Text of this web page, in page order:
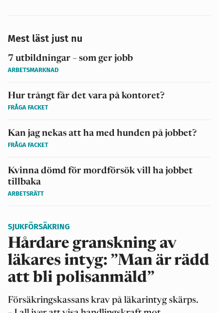
Mest läst just nu
7 utbildningar – som ger jobb
ARBETSMARKNAD
Hur trångt får det vara på kontoret?
FRÅGA FACKET
Kan jag nekas att ha med hunden på jobbet?
FRÅGA FACKET
Kvinna dömd för mordförsök vill ha jobbet
tillbaka
ARBETSRÄTT
SJUKFÖRSÄKRING
Hårdare granskning av
läkares intyg: ”Man är rädd
att bli polisanmäld”
Försäkringskassans krav på läkarintyg skärps.